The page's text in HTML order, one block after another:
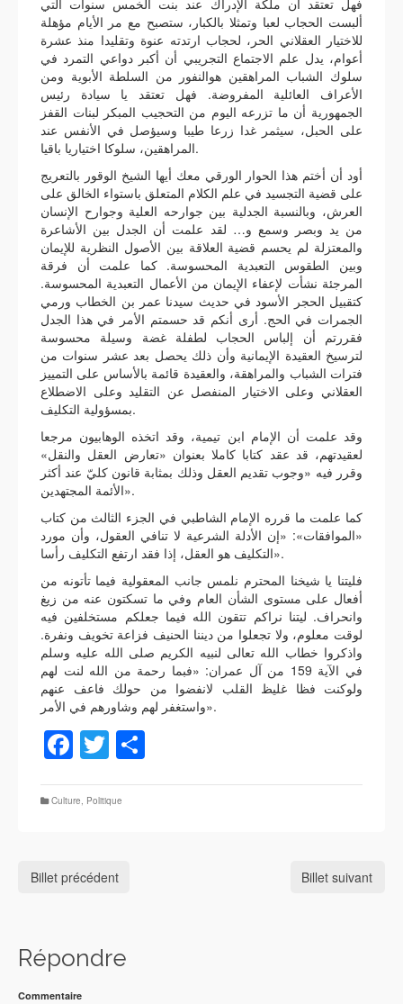
فهل تعتقد أن ملكة الإدراك عند بنت الخمس سنوات التي
ألبست الحجاب لعبا وتمثلا بالكبار، ستصبح مع مر الأيام مؤهلة
للاختيار العقلاني الحر، لحجاب ارتدته عنوة وتقليدا منذ عشرة
أعوام، يدل علم الاجتماع التجريبي أن أكبر دواعي التمرد في
سلوك الشباب المراهقين هوالنفور من السلطة الأبوية ومن
الأعراف العائلية المفروضة. فهل تعتقد يا سيادة رئيس
الجمهورية أن ما تزرعه اليوم من التحجيب المبكر لبنات القفز
على الحبل، سيثمر غدا زرعا طيبا وسيؤصل في الأنفس عند
المراهقين، سلوكا اختياريا باقيا.
أود أن أختم هذا الحوار الورقي معك أيها الشيخ الوقور بالتعريج
على قضية التجسيد في علم الكلام المتعلق باستواء الخالق على
العرش، وبالنسبة الجدلية بين جوارحه العلية وجوارح الإنسان
من يد وبصر وسمع و… لقد علمت أن الجدل بين الأشاعرة
والمعتزلة لم يحسم قضية العلاقة بين الأصول النظرية للإيمان
وبين الطقوس التعبدية المحسوسة. كما علمت أن فرقة
المرجئة نشأت لإعفاء الإيمان من الأعمال التعبدية المحسوسة.
كتقبيل الحجر الأسود في حديث سيدنا عمر بن الخطاب ورمي
الجمرات في الحج. أرى أنكم قد حسمتم الأمر في هذا الجدل
فقررتم أن إلباس الحجاب لطفلة غضة وسيلة محسوسة
لترسيخ العقيدة الإيمانية وأن ذلك يحصل بعد عشر سنوات من
فترات الشباب والمراهقة، والعقيدة قائمة بالأساس على التمييز
العقلاني وعلى الاختيار المنفصل عن التقليد وعلى الاضطلاع
بمسؤولية التكليف.
وقد علمت أن الإمام ابن تيمية، وقد اتخذه الوهابيون مرجعا
لعقيدتهم، قد عقد كتابا كاملا بعنوان «تعارض العقل والنقل»
وقرر فيه «وجوب تقديم العقل وذلك بمثابة قانون كليّ عند أكثر
الأئمة المجتهدين».
كما علمت ما قرره الإمام الشاطبي في الجزء الثالث من كتاب
«الموافقات»: «إن الأدلة الشرعية لا تنافي العقول، وأن مورد
التكليف هو العقل، إذا فقد ارتفع التكليف رأسا».
فليتنا يا شيخنا المحترم نلمس جانب المعقولية فيما تأتونه من
أفعال على مستوى الشأن العام وفي ما تسكتون عنه من زيغ
وانحراف. ليتنا نراكم تتقون الله فيما جعلكم مستخلفين فيه
لوقت معلوم، ولا تجعلوا من ديننا الحنيف فزاعة تخويف ونفرة.
واذكروا خطاب الله تعالى لنبيه الكريم صلى الله عليه وسلم
في الآية 159 من آل عمران: «فبما رحمة من الله لنت لهم
ولوكنت فظا غليظ القلب لانفضوا من حولك فاعف عنهم
واستغفر لهم وشاورهم في الأمر».
Facebook
Twitter
Culture, Politique
Billet précédent Billet suivant
Répondre
Commentaire